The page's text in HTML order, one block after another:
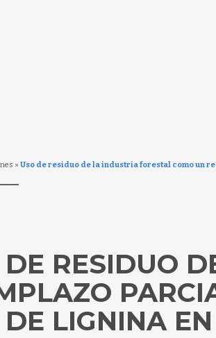
» Uso de residuo de la industria forestal como un
DE RESIDUO
DE LIGNINA